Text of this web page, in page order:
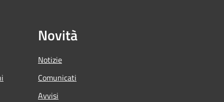
Novità
Notizie
Comunicati
Avvisi